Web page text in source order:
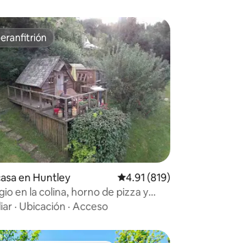
4.97 de 5, 308 reseñas
en Huntley Calificación promedio:
4.91 (819)
en la colina, horno de pizza y
· Ubicación · Acceso